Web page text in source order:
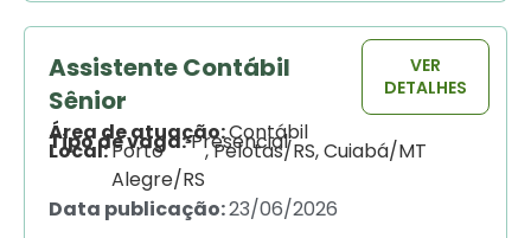
Assistente Contábil
Sênior
Área de atuação:Contábil
Tipo de vaga:Presencial
Local:Porto
Alegre/RS
, Pelotas/RS, Cuiabá/MT
Data publicação:23/06/2026
VER
DETALHES